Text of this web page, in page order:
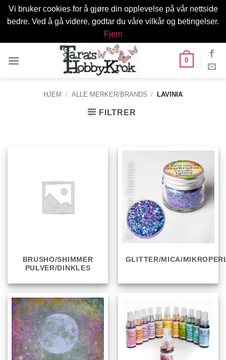
Vi bruker cookies for å gjøre din opplevelse på vår nettside
bedre. Ved å gå videre, godtar du våre vilkår og betingelser.
Fjern
0
HJEM / ALLE MERKER/BRANDS / LAVINIA
FILTRER
BRUSHO/SHIMMER
PULVER/DINKLES
GLITTER/MICA/